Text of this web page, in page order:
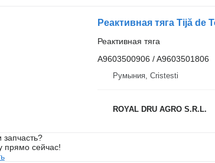
Реактивная тяга
A9603500906 / A9603501806
Румыния, Cristesti
ROYAL DRU AGRO S.R.L.
прямо сейчас!